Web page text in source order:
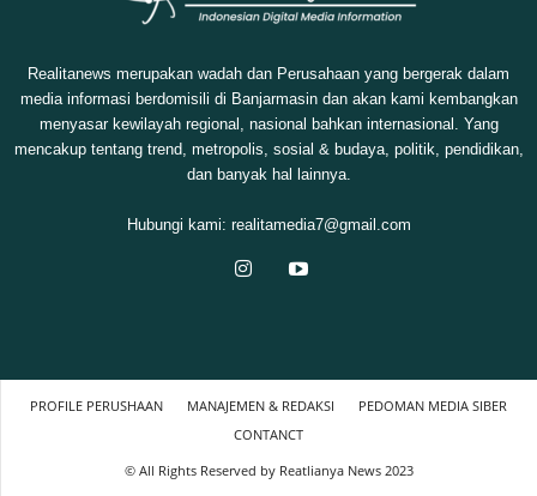
Realitanews merupakan wadah dan Perusahaan yang bergerak dalam
media informasi berdomisili di Banjarmasin dan akan kami kembangkan
menyasar kewilayah regional, nasional bahkan internasional. Yang
mencakup tentang trend, metropolis, sosial & budaya, politik, pendidikan,
dan banyak hal lainnya.
Hubungi kami: realitamedia7@gmail.com
PROFILE PERUSHAAN MANAJEMEN & REDAKSI
PEDOMAN MEDIA SIBER
CONTANCT
© All Rights Reserved by Reatlianya News 2023